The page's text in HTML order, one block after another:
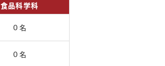
食品科学科
０名
０名